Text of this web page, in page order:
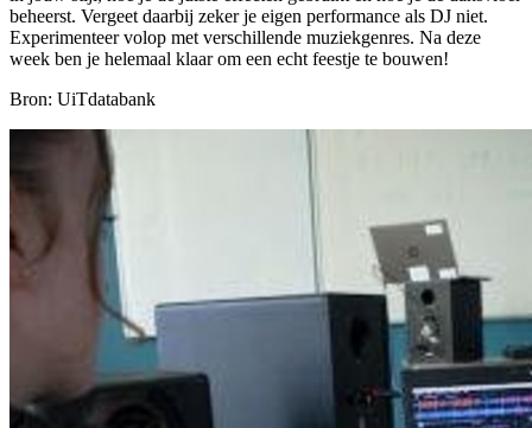
beheerst. Vergeet daarbij zeker je eigen performance als DJ niet.
Experimenteer volop met verschillende muziekgenres. Na deze
week ben je helemaal klaar om een echt feestje te bouwen!
Bron: UiTdatabank